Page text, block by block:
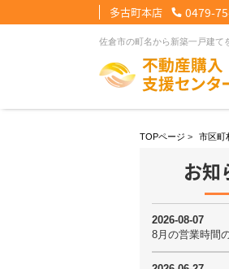
多古町本店 0479-
【住宅ローンメニュ
住宅ローンに強い理
【会社情報メニュー】
その他の事業紹介
【お問合せメニュー】
メール問合せ
TOPページ > 市区町
お知